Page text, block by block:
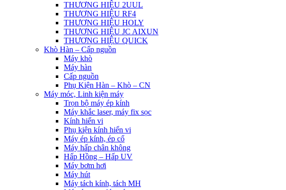
THƯƠNG HIỆU 2UUL
THƯƠNG HIỆU RF4
THƯƠNG HIỆU HOLY
THƯƠNG HIỆU JC AIXUN
THƯƠNG HIỆU QUICK
Khò Hàn – Cấp nguồn
Máy khò
Máy hàn
Cấp nguồn
Phụ Kiện Hàn – Khò – CN
Máy móc, Linh kiện máy
Trọn bộ máy ép kính
Máy khắc laser, máy fix sọc
Kính hiển vi
Phụ kiện kính hiển vi
Máy ép kính, ép cổ
Máy hấp chân không
Hấp Hồng – Hấp UV
Máy bơm hơi
Máy hút
Máy tách kính, tách MH